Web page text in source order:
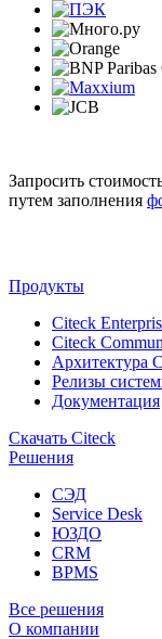
Запросить
путем заполнения
Продукты
Citeck
Citeck
Архитектура
Релизы
Документация
Скачать Citeck
Решения
СЭД
Service Desk
ЮЗДО
CRM
BPMS
Все решения
О компании